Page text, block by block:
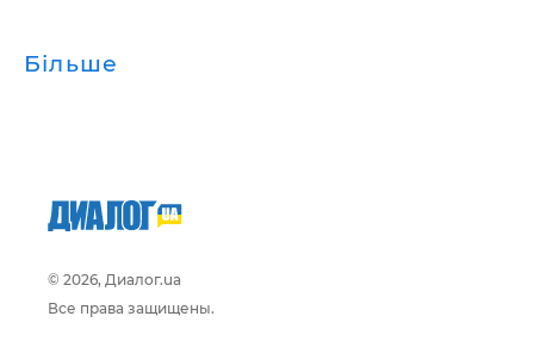
Більше
© 2026, Диалог.ua
Все права защищены.